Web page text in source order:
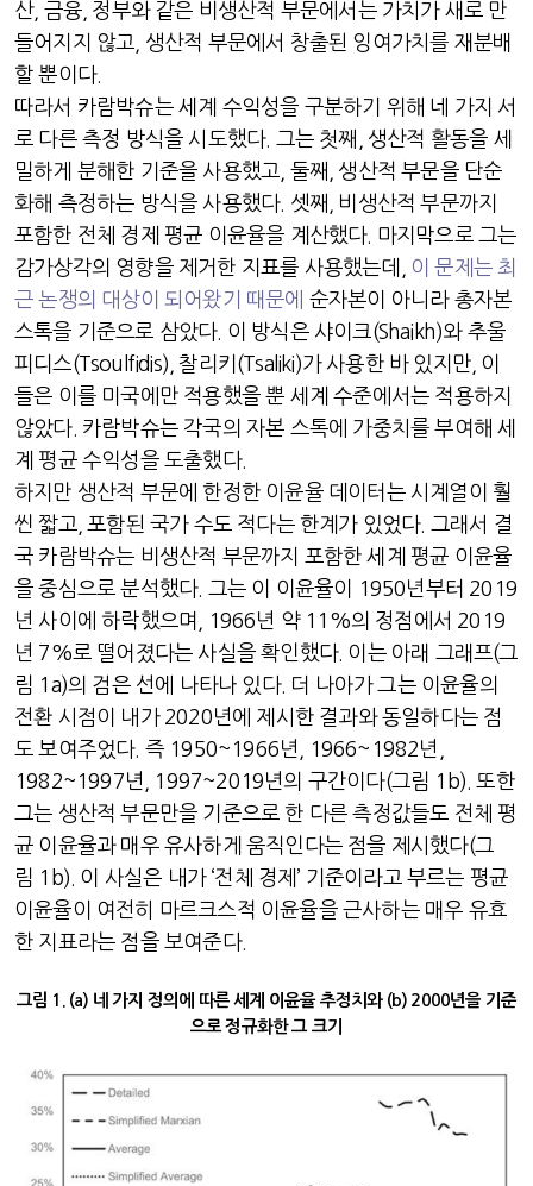
산, 금융 정부와 같은 비생산적 부문에서는 가치가 새로 만
들어지지 않고 생산적 부문에서 창출된 잉여가치를 재분배
할 뿐이다.
따라서 카람박슈는 세계 수익성을 구분하기 위해 네 가지 서
로 다른 측정 방식을 시도했다. 그는 첫째
생산적 활동을 세
밀하게 분해한 기준을 사용했고 둘째
생산적 부문을 단순
화해 측정하는 방식을 사용했다. 셋째
비생산적 부문까지
포함한 전체 경제 평균 이윤율을 계산했다. 마지막으로 그는
감가상각의 영향을 제거한 지표를 사용했는데
이 문제는 최
근 논쟁의 대상이 되어왔기 때문에
순자본이 아니라 총자본
스톡을 기준으로 삼았다. 이 방식은 샤이크(Shaikh)와 추울
피디스(Tsoulfidis),찰리키 (Tsaliki)가 사용한 바 있지만 이
들은 이를 미국에만 적용했을 뿐 세계 수준에서는 적용하지
않았다. 카람박슈는 각국의 자본 스톡에 가중치를 부여해 세
계 평균 수익성을 도출했다.
하지만 생산적 부문에 한정한 이윤율 데이터는 시계열이 훨
씬 짧고,포함된 국가 수도 적다는 한계가 있었다. 그래서 결
국 카람박슈는 비생산적 부문까지 포함한 세계 평균 이윤율
을 중심으로 분석했다. 그는 이 이윤율이 1950년부터 2019
년 사이에 하락했으며
, 1966년 약 11%의 정점에서 2019
년 7%로 떨어졌다는 사실을 확인했다. 이는 아래 그래프(그
림 1a)의 검은 선에 나타나 있다. 더 나아가 그는 이윤율의
전환 시점이 내가 2020년에 제시한 결과와 동일하다는 점
도 보여주었다. 즉 1950~1966년 , 1966~1982년
1982~1997년 , 1997~2019년의 구간이다(그림 1b).또한
그는 생산적 부문만을 기준으로 한 다른 측정값들도 전체 평
균 이윤율과 매우 유사하게 움직인다는 점을 제시했다(그
림 1b). 이 사실은 내가 ‘전체 경제 ’ 기준이라고 부르는 평균
이윤율이 여전히 마르크스적 이윤율을 근사하는 매우 유효
한 지표라는 점을 보여준다.
그림 1. (a) 네 가지 정의에 따른 세계 이윤율 추정치와 (b) 2000년을 기준
으로 정규화한 그 크기